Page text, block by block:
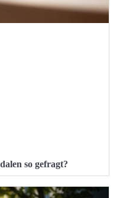
so gefragt?